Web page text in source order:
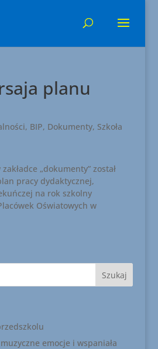
planu
, BIP, Dokumenty, Szkoła
„dokumenty” został
pracy dydaktycznej,
na rok szkolny
Oświatowych w
emocje i wspaniała